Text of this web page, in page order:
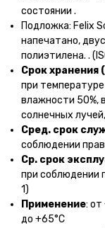
состоянии .
Подложка: Felix
напечатано,
полиэтилена. .
Срок хранения
при
влажности 50%,
солнечных
Сред. срок
соблюдении
Ср. срок
при соблюдении
1)
Применение: от
до +65°С